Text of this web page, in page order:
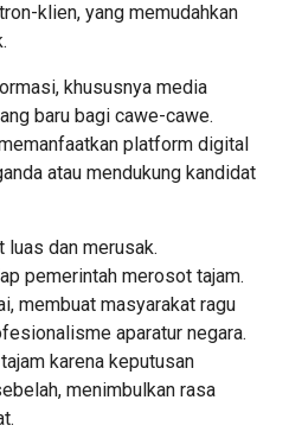
klien, yang memudahkan
khususnya media
baru bagi cawe-cawe.
platform digital
atau mendukung kandidat
luas dan merusak.
pemerintah merosot tajam.
membuat masyarakat ragu
aparatur negara.
karena keputusan
menimbulkan rasa